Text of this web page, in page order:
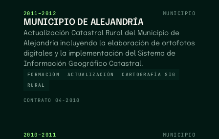
2011–2012 MUNICIPIO
MUNICIPIO DE ALEJANDRÍA
Actualización Catastral Rural del Municipio de
Alejandría incluyendo la elaboración de ortofotos
digitales y la implementación del Sistema de
Información Geográfico Catastral.
FORMACIÓN ACTUALIZACIÓN
CARTOGRAFÍA SIG
RURAL
CONTRATO 04-2010
2010–2011 MUNICIPIO